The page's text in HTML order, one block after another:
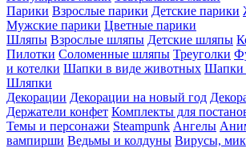
Парики Взрослые парики Детские парики
Мужские парики Цветные парики
Шляпы Взрослые шляпы Детские шляпы
Пилотки Соломенные шляпы Треуголки
и котелки Шапки в виде животных Шапки
Шляпки
Декорации Декорации на новый год
Держатели конфет Комплекты для
Темы и персонажи Steampunk Ангелы
вампирши Ведьмы и колдуны Вирусы,